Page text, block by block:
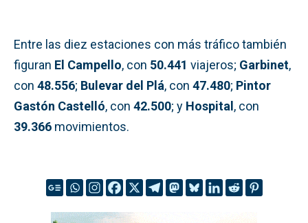
Entre las diez estaciones con más tráfico también
figuran El Campello, con 50.441 viajeros; Garbinet,
con 48.556; Bulevar del Plá, con 47.480; Pintor
Gastón Castelló, con 42.500; y Hospital, con
39.366 movimientos.